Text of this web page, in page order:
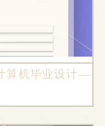
算机毕业设计——